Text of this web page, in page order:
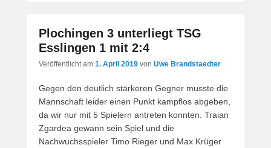
Plochingen 3 unterliegt TSG
Esslingen 1 mit 2:4
Veröffentlicht am 1. April 2019 von Uwe Brandstaedter
Gegen den deutlich stärkeren Gegner musste die
Mannschaft leider einen Punkt kampflos abgeben,
da wir nur mit 5 Spielern antreten konnten. Traian
Zgardea gewann sein Spiel und die
Nachwuchsspieler Timo Rieger und Max Krüger